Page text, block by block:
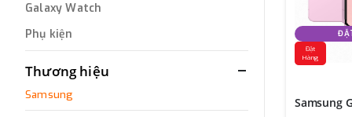
Đặt
Hàng
Samsung
Galaxy Watch
Phụ kiện
Thương hiệu
Samsung